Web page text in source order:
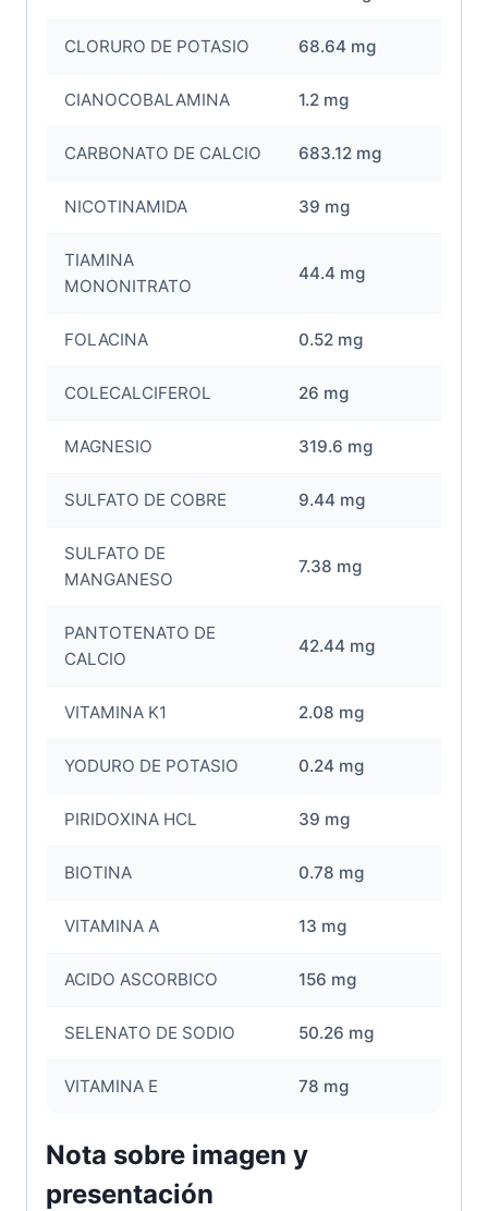
CLORURO DE POTASIO 68.64 mg
CIANOCOBALAMINA 1.2 mg
CARBONATO DE CALCIO 683.12 mg
NICOTINAMIDA 39 mg
TIAMINA
MONONITRATO
44.4 mg
FOLACINA 0.52 mg
COLECALCIFEROL 26 mg
MAGNESIO 319.6 mg
SULFATO DE COBRE 9.44 mg
SULFATO DE
MANGANESO
7.38 mg
PANTOTENATO DE
CALCIO
42.44 mg
VITAMINA K1 2.08 mg
YODURO DE POTASIO 0.24 mg
PIRIDOXINA HCL 39 mg
BIOTINA 0.78 mg
VITAMINA A 13 mg
ACIDO ASCORBICO 156 mg
SELENATO DE SODIO 50.26 mg
VITAMINA E 78 mg
Nota sobre imagen y
presentación